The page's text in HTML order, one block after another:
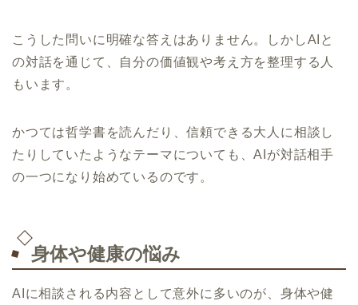
こうした問いに明確な答えはありません。しかしAIと
の対話を通じて、自分の価値観や考え方を整理する人
もいます。
かつては哲学書を読んだり、信頼できる大人に相談し
たりしていたようなテーマについても、AIが対話相手
の一つになり始めているのです。
身体や健康の悩み
AIに相談される内容として意外に多いのが、身体や健